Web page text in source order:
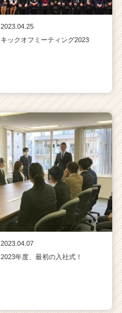
2023.04.25
キックオフミーティング2023
2023.04.07
2023年度、最初の入社式！